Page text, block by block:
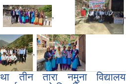
, ,
,
तीन तारा नमुना विद्यालय